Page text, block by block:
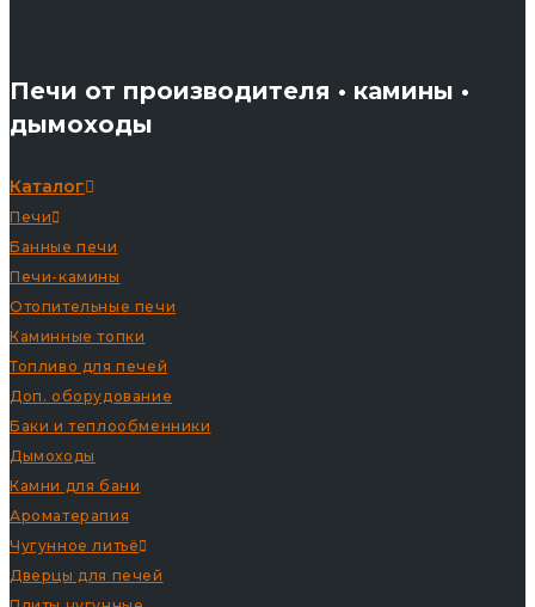
Печи от производителя • камины •
дымоходы
Каталог
Печи
Банные печи
Печи-камины
Отопительные печи
Каминные топки
Топливо для печей
Доп. оборудование
Баки и теплообменники
Дымоходы
Камни для бани
Ароматерапия
Чугунное литьё
Дверцы для печей